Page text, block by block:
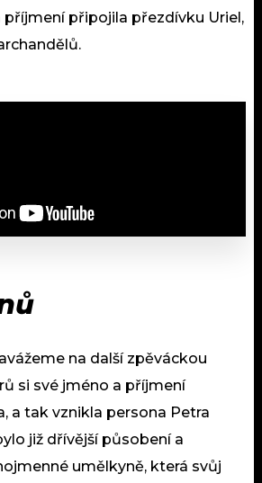
příjmení připojila přezdívku Uriel,
na další zpěváckou
si své jméno a příjmení
a tak vznikla persona Petra
již dřívější působení a
umělkyně, která svůj